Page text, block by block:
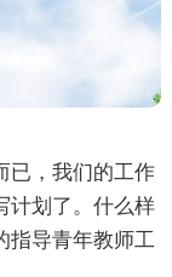
已，我们的工作
计划了。什么样
指导青年教师工